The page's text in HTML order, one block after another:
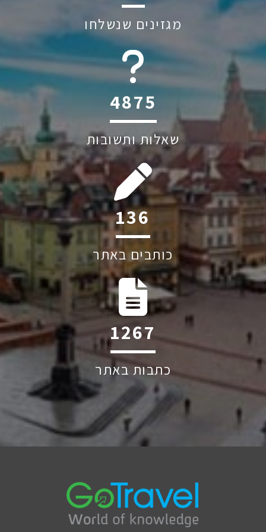
מגזינים שנשלחו
6045
שאלות ותשובות
239
כותבים באתר
2220
כתבות באתר